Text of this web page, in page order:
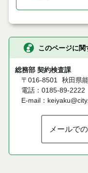
このページに関
総務部 契約検査課
〒016-8501 秋田県
電話：0185-89-2222
E-mail：
メールで